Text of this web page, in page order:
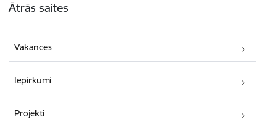
Ātrās saites
Vakances
Iepirkumi
Projekti